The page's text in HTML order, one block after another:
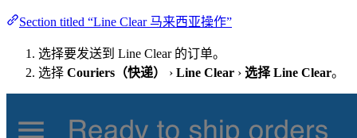
Section titled “Line Clear 马来西亚操作”
选择要发送到 Line Clear 的订单。
选择 Couriers（快递） › Line Clear › 选择 Line Clear。